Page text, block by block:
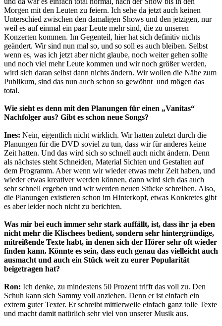
Morgen mit den Leuten zu feiern. Ich sehe da jetzt auch keinen
Unterschied zwischen den damaligen Shows und den jetzigen, nur
weil es auf einmal ein paar Leute mehr sind, die zu unseren
Konzerten kommen. Im Gegenteil, hier hat sich definitiv nichts
geändert. Wir sind nun mal so, und so soll es auch bleiben. Selbst
wenn es, was ich jetzt aber nicht glaube, noch weiter gehen sollte
und noch viel mehr Leute kommen und wir noch größer werden,
wird sich daran selbst dann nichts ändern. Wir wollen die Nähe zum
Publikum, sind das nun auch schon so gewöhnt und mögen das
total.
Wie sieht es denn mit den Planungen für einen „Vanitas“
Nachfolger aus? Gibt es schon neue Songs?
Ines: Nein, eigentlich nicht wirklich. Wir hatten zuletzt durch die
Planungen für die DVD soviel zu tun, dass wir für anderes keine
Zeit hatten. Und das wird sich so schnell auch nicht ändern. Denn
als nächstes steht Schneiden, Material Sichten und Gestalten auf
dem Programm. Aber wenn wir wieder etwas mehr Zeit haben, und
wieder etwas kreativer werden können, dann wird sich das auch
sehr schnell ergeben und wir werden neuen Stücke schreiben. Also,
die Planungen existieren schon im Hinterkopf, etwas Konkretes gibt
es aber leider noch nicht zu berichten.
Was mir bei euch immer sehr stark auffällt, ist, dass ihr ja eben
nicht mehr die Klischees bedient, sondern sehr hintergründige,
mitreißende Texte habt, in denen sich der Hörer sehr oft wieder
finden kann. Könnte es sein, dass euch genau das vielleicht auch
ausmacht und auch ein Stück weit zu eurer Popularität
beigetragen hat?
Ron: Ich denke, zu mindestens 50 Prozent trifft das voll zu. Den
Schuh kann sich Sammy voll anziehen. Denn er ist einfach ein
extrem guter Texter. Er schreibt mittlerweile einfach ganz tolle Texte
und macht damit natürlich sehr viel von unserer Musik aus.